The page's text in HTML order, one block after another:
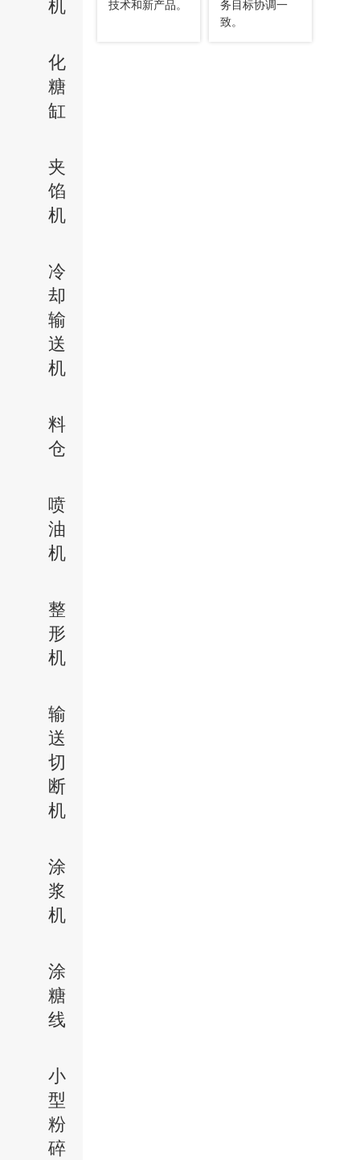
机
化
糖
缸
夹
馅
机
冷
却
输
送
机
料
仓
喷
油
机
整
形
机
输
送
切
断
机
涂
浆
机
涂
糖
线
小
型
粉
碎
技术和新产品。
务目标协调一
致。